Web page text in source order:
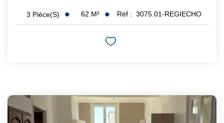
3 Pièce(s) 62 M² Réf : 3075.01-REGIECHO